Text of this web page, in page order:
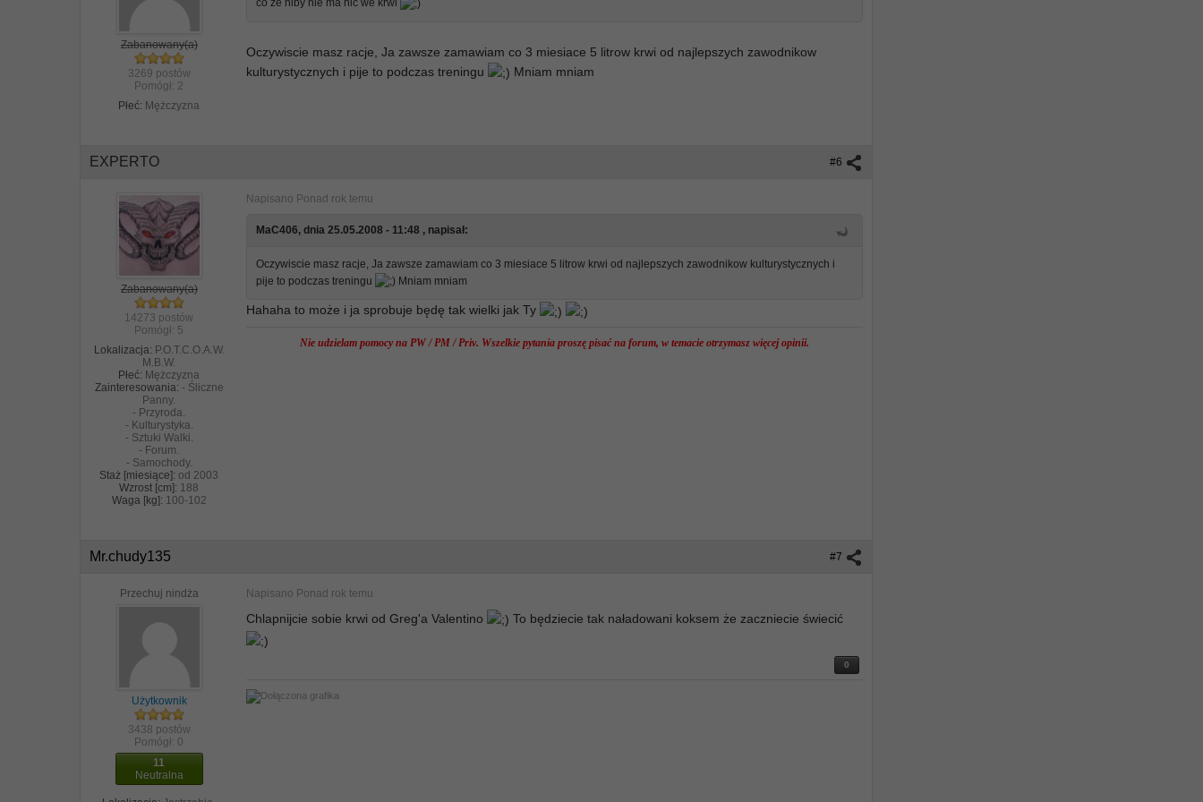
Zabanowany(a)
3269 postów
Pomógł: 2
Płeć: Mężczyzna
co że niby nie ma nic we krwi
Oczywiscie masz racje, Ja zawsze zamawiam co 3 miesiace 5 litrow krwi od najlepszych zawodnikow
kulturystycznych i pije to podczas treningu
Mniam mniam
#6
EXPERTO
Zabanowany(a)
14273 postów
Pomógł: 5
Lokalizacja: P.O.T.C.O.A.W.
M.B.W.
Płeć: Mężczyzna
Zainteresowania: - Śliczne
Panny.
- Przyroda.
- Kulturystyka.
- Sztuki Walki.
- Forum.
- Samochody.
Staż [miesiące]: od 2003
Wzrost [cm]: 188
Waga [kg]: 100-102
Napisano Ponad rok temu
MaC406, dnia 25.05.2008 - 11:48 , napisał:
Oczywiscie masz racje, Ja zawsze zamawiam co 3 miesiace 5 litrow krwi od najlepszych zawodnikow kulturystycznych i
pije to podczas treningu
Mniam mniam
Hahaha to może i ja sprobuje będę tak wielki jak Ty
Nie udzielam pomocy na PW / PM / Priv. Wszelkie pytania proszę pisać na forum, w temacie otrzymasz więcej opinii.
#7
Mr.chudy135
Przechuj nindża
Użytkownik
3438 postów
Pomógł: 0
11
Neutralna
Napisano Ponad rok temu
Chlapnijcie sobie krwi od Greg'a Valentino To będziecie tak naładowani koksem że zaczniecie świecić
0